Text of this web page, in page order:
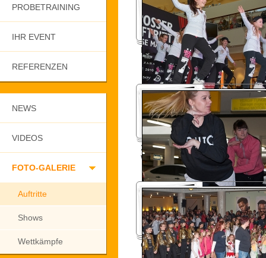
PROBETRAINING
IHR EVENT
REFERENZEN
NEWS
VIDEOS
FOTO-GALERIE
Auftritte
Shows
Wettkämpfe
Nova Eventis 2017
2017 öffentliche Generalprobe
Welttanztag
Oper Leipzig 2017